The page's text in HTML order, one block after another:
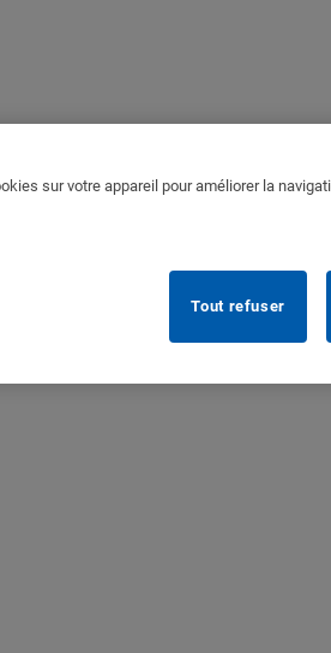
sur votre appareil pour améliorer la
Tout refuser